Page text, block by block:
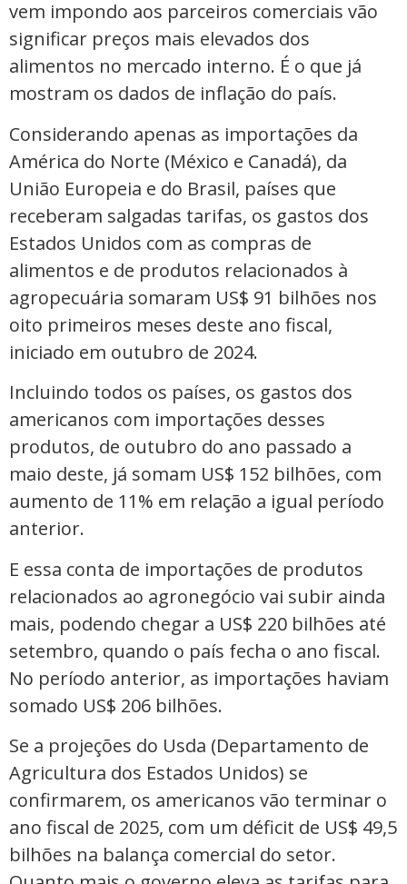
vem impondo aos parceiros comerciais vão
significar preços mais elevados dos
alimentos no mercado interno. É o que já
mostram os dados de inflação do país.
Considerando apenas as importações da
América do Norte (México e Canadá), da
União Europeia e do Brasil, países que
receberam salgadas tarifas, os gastos dos
Estados Unidos com as compras de
alimentos e de produtos relacionados à
agropecuária somaram US$ 91 bilhões nos
oito primeiros meses deste ano fiscal,
iniciado em outubro de 2024.
Incluindo todos os países, os gastos dos
americanos com importações desses
produtos, de outubro do ano passado a
maio deste, já somam US$ 152 bilhões, com
aumento de 11% em relação a igual período
anterior.
E essa conta de importações de produtos
relacionados ao agronegócio vai subir ainda
mais, podendo chegar a US$ 220 bilhões até
setembro, quando o país fecha o ano fiscal.
No período anterior, as importações haviam
somado US$ 206 bilhões.
Se a projeções do Usda (Departamento de
Agricultura dos Estados Unidos) se
confirmarem, os americanos vão terminar o
ano fiscal de 2025, com um déficit de US$ 49,5
bilhões na balança comercial do setor.